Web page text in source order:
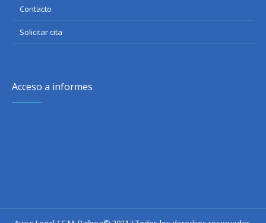
Contacto
Solicitar cita
Acceso a informes